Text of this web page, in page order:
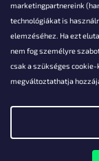
marketingpartnereink
technológiákat is
elemzéséhez. Ha ezt
nem fog személyre
csak a szükséges
megváltoztathatja